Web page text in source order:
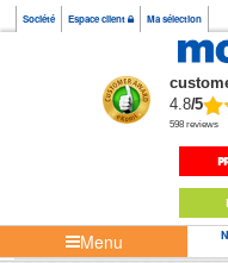
Société Espace client Ma sélection
4.8/5
598 reviews
Menu